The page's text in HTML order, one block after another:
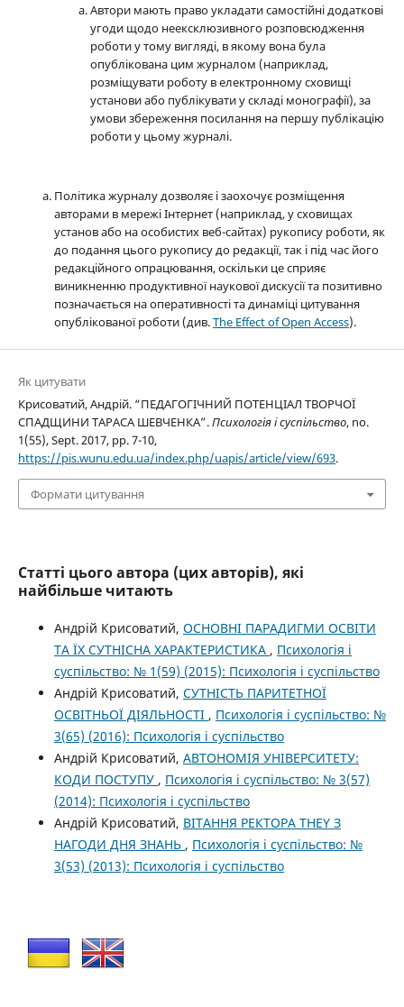
Автори мають право укладати самостійні додаткові
угоди щодо неексклюзивного розповсюдження
роботи у тому вигляді, в якому вона була
опублікована цим журналом (наприклад,
розміщувати роботу в електронному сховищі
установи або публікувати у складі монографії), за
умови збереження посилання на першу публікацію
роботи у цьому журналі.
Політика журналу дозволяє і заохочує розміщення
авторами в мережі Інтернет (наприклад, у сховищах
установ або на особистих веб-сайтах) рукопису роботи, як
до подання цього рукопису до редакції, так і під час його
редакційного опрацювання, оскільки це сприяє
виникненню продуктивної наукової дискусії та позитивно
позначається на оперативності та динаміці цитування
опублікованої роботи (див.The Effect of Open Access).
Як цитувати
Крисоватий, Андрій. “ПЕДАГОГІЧНИЙ ПОТЕНЦІАЛ ТВОРЧОЇ
СПАДЩИНИ ТАРАСА ШЕВЧЕНКА”.Психологія і суспільство, no.
1(55), Sept. 2017, pp. 7-10,
https://pis.wunu.edu.ua/index.php/uapis/article/view/693.
Формати цитування
Статті цього автора (цих авторів), які
найбільше читають
Андрій Крисоватий, ОСНОВНІ ПАРАДИГМИ ОСВІТИ
ТА ЇХ СУТНІСНА ХАРАКТЕРИСТИКА , Психологія і
суспільство: № 1(59) (2015): Психологія і суспільство
Андрій Крисоватий, СУТНІСТЬ ПАРИТЕТНОЇ
ОСВІТНЬОЇ ДІЯЛЬНОСТІ , Психологія і суспільство: №
3(65) (2016): Психологія і суспільство
Андрій Крисоватий, АВТОНОМІЯ УНІВЕРСИТЕТУ:
КОДИ ПОСТУПУ , Психологія і суспільство: № 3(57)
(2014): Психологія і суспільство
Андрій Крисоватий, ВІТАННЯ РЕКТОРА THEY З
НАГОДИ ДНЯ ЗНАНЬ , Психологія і суспільство: №
3(53) (2013): Психологія і суспільство